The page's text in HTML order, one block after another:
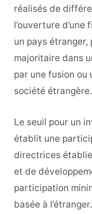
réalisés de
l’ouverture
un pays étranger,
majoritaire dans
par une fusion ou
société étrangère.
Le seuil pour un
établit une
directrices
et de
participation
basée à